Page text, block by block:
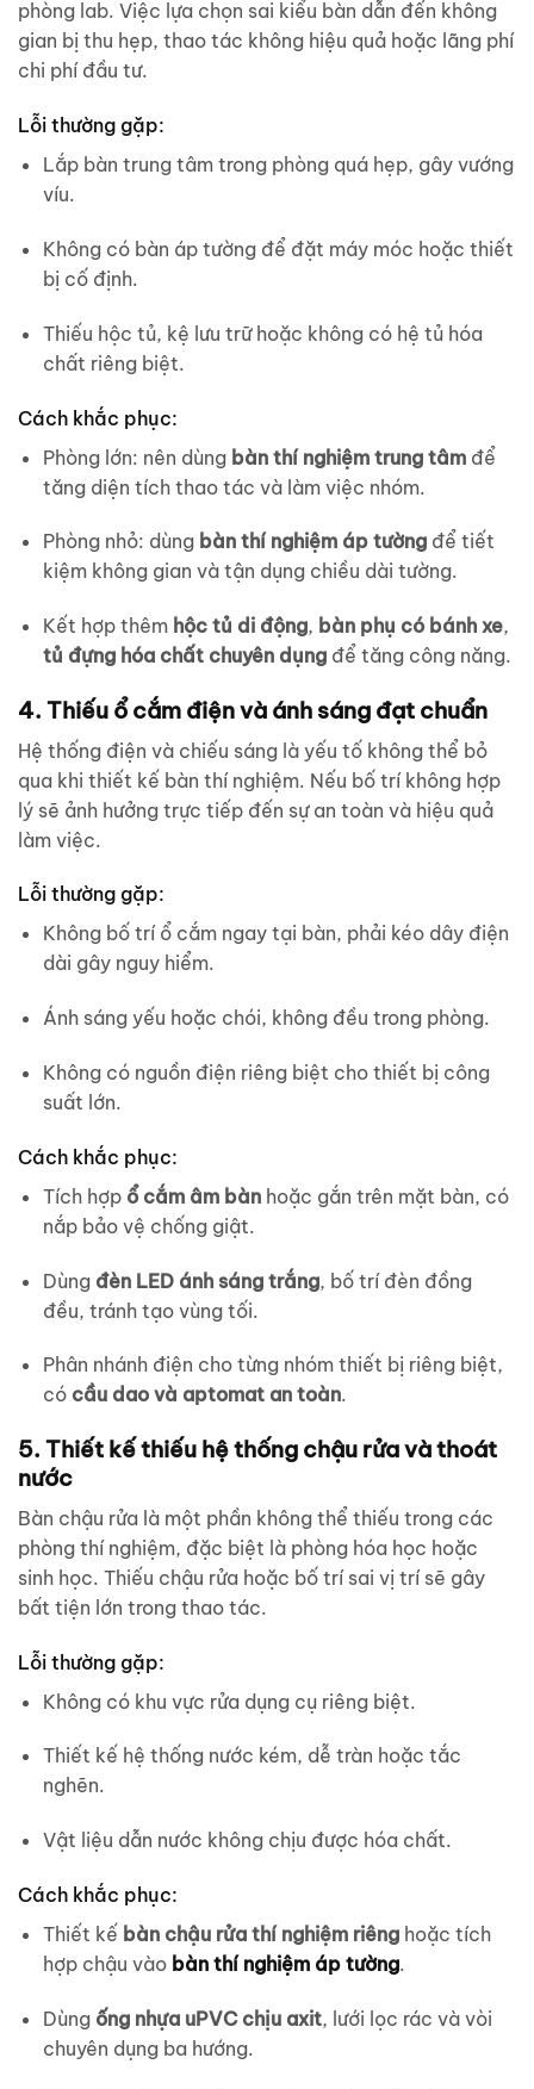
phòng lab. Việc lựa chọn sai kiểu bàn dẫn đến không
gian bị thu hẹp, thao tác không hiệu quả hoặc lãng phí
chi phí đầu tư.
Lỗi thường gặp:
Lắp bàn trung tâm trong phòng quá hẹp, gây vướng
víu.
Không có bàn áp tường để đặt máy móc hoặc thiết
bị cố định.
Thiếu hộc tủ, kệ lưu trữ hoặc không có hệ tủ hóa
chất riêng biệt.
Cách khắc phục:
Phòng lớn: nên dùng bàn thí nghiệm trung tâmđể
tăng diện tích thao tác và làm việc nhóm.
Phòng nhỏ: dùng bàn thí nghiệm áp tườngđể tiết
kiệm không gian và tận dụng chiều dài tường.
Kết hợp thêm hộc tủ di động, bàn phụ có bánh xe,
tủ đựng hóa chất chuyên dụngđể tăng công năng.
4. Thiếu ổ cắm điện và ánh sáng đạt chuẩn
Hệ thống điện và chiếu sáng là yếu tố không thể bỏ
qua khi thiết kế bàn thí nghiệm. Nếu bố trí không hợp
lý sẽ ảnh hưởng trực tiếp đến sự an toàn và hiệu quả
làm việc.
Lỗi thường gặp:
Không bố trí ổ cắm ngay tại bàn, phải kéo dây điện
dài gây nguy hiểm.
Ánh sáng yếu hoặc chói, không đều trong phòng.
Không có nguồn điện riêng biệt cho thiết bị công
suất lớn.
Cách khắc phục:
Tích hợp ổ cắm âm bànhoặc gắn trên mặt bàn, có
nắp bảo vệ chống giật.
Dùng đèn LED ánh sáng trắng, bố trí đèn đồng
đều, tránh tạo vùng tối.
Phân nhánh điện cho từng nhóm thiết bị riêng biệt,
có cầu dao và aptomat an toàn.
5. Thiết kế thiếu hệ thống chậu rửa và thoát
nước
Bàn chậu rửa là một phần không thể thiếu trong các
phòng thí nghiệm, đặc biệt là phòng hóa học hoặc
sinh học. Thiếu chậu rửa hoặc bố trí sai vị trí sẽ gây
bất tiện lớn trong thao tác.
Lỗi thường gặp:
Không có khu vực rửa dụng cụ riêng biệt.
Thiết kế hệ thống nước kém, dễ tràn hoặc tắc
nghẽn.
Vật liệu dẫn nước không chịu được hóa chất.
Cách khắc phục:
Thiết kế bàn chậu rửa thí nghiệm riênghoặc tích
hợp chậu vào bàn thí nghiệm áp tường.
Dùng ống nhựa uPVC chịu axit, lưới lọc rác và vòi
chuyên dụng ba hướng.